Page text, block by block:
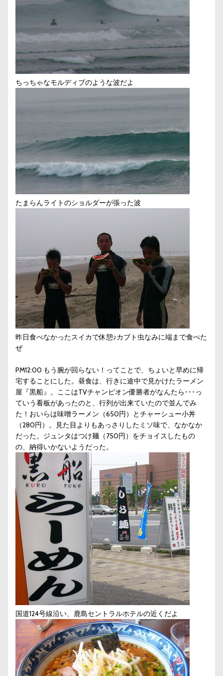
ちっちゃなモルディブのような波だよ
たまらんライトのショルダーが張った波
昨日食べなかったスイカで休憩♪カブト虫なみに端まで食べた
ぜ
PM12:00 もう腕が回らない！ってことで、ちょいと早めに帰
宅することにした。昼食は、行きに途中で見かけたラーメン
屋『黒船』。ここはTVチャンピオン優勝者がなんたら･･･っ
ていう看板があったのと、行列が出来ていたので並んでみ
た！おいらは味噌ラーメン（650円）とチャーシュー小丼
（280円）。見た目よりもあっさりしたミソ味で、なかなか
だった。ジュンタはつけ麺（750円）をチョイスしたもの
の、納得いかないようだった。
国道124号線沿い、鹿島セントラルホテルの近くだよ